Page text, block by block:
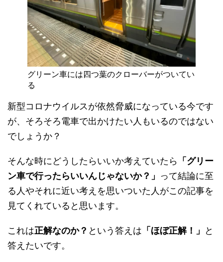
グリーン車には四つ葉のクローバーがついてい
る
新型コロナウイルスが依然脅威になっている今です
が、そろそろ電車で出かけたい人もいるのではない
でしょうか？
そんな時にどうしたらいいか考えていたら 「グリー
ン車で行ったらいいんじゃないか？」 って結論に至
る人やそれに近い考えを思いついた人がこの記事を
見てくれていると思います。
これは正解なのか？ という答えは 「ほぼ正解！」
と
答えたいです。